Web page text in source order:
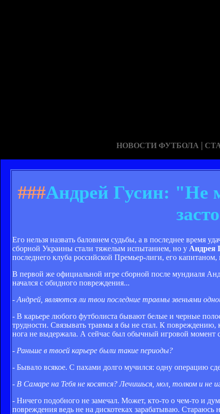
НОВОСТИ ФУТБОЛА |
###Андрей Гусин: "Не
Его нельзя назвать баловнем судьбы, а в последнее время
сборной Украины стали тяжелым испытанием, но у Андрея
последнего клуба российской Премьер-лиги, его
В первой же официальной игре сборной после мундиаля
начался с обидного повреждения...
- Андрей, являются ли твои последние травмы звеньями
- В карьере любого футболиста бывают белые и черные
трудности. Связывать травмы я бы не стал. К повреждению,
нога не выдержала. А сейчас был обычный игровой момент
- Раньше в твоей карьере были такие периоды?
- Бывало всякое. С пахами долго мучился: одну операцию
- В Самаре на Тебя не косятся? Лечишься, мол, толком и не
- Ничего подобного не замечал. Может, кто-то о чем-то и
повреждения ведь не на дискотеках зарабатываю. Стараюсь